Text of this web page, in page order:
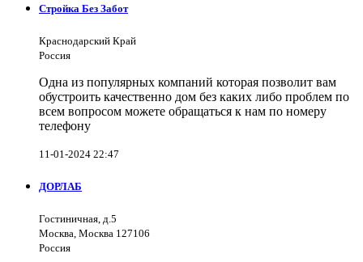
Стройка Без Забот
Краснодарский Край
Россия
Одна из популярных компаний которая позволит вам
обустроить качественно дом без каких либо проблем по
всем вопросом можете обращаться к нам по номеру
телефону
11-01-2024 22:47
ДОРЛАБ
Гостиничная, д.5
Москва, Москва 127106
Россия